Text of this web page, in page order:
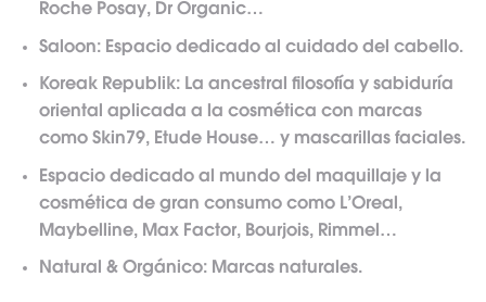
Roche Posay, Dr Organic…
Saloon: Espacio dedicado al cuidado del cabello.
Koreak Republik: La ancestral filosofía y sabiduría
oriental aplicada a la cosmética con marcas
como Skin79, Etude House… y mascarillas faciales.
Espacio dedicado al mundo del maquillaje y la
cosmética de gran consumo como L’Oreal,
Maybelline, Max Factor, Bourjois, Rimmel…
Natural & Orgánico: Marcas naturales.